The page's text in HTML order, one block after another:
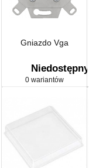
Gniazdo Vga
Niedostępny
0 wariantów